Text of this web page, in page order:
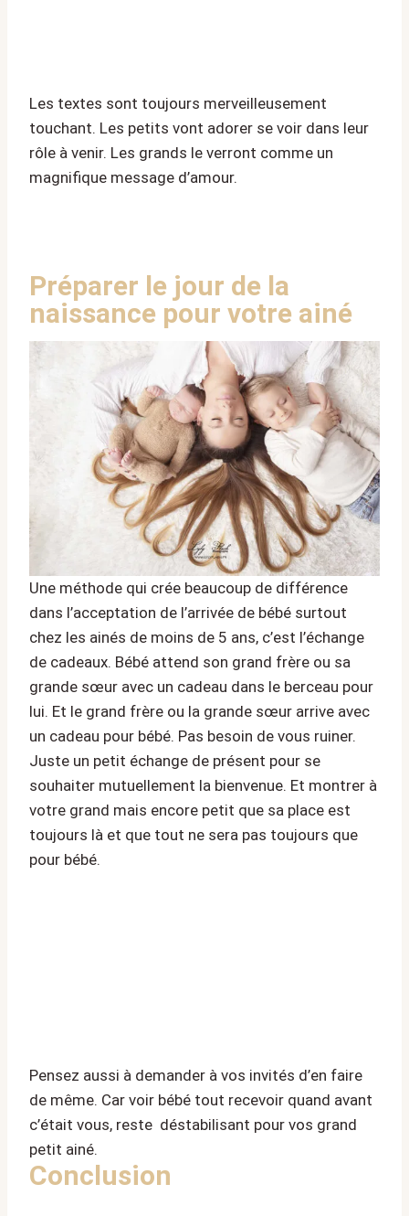
Les textes sont toujours merveilleusement
touchant. Les petits vont adorer se voir dans leur
rôle à venir. Les grands le verront comme un
magnifique message d’amour.
Préparer le jour de la
naissance pour votre ainé
Une méthode qui crée beaucoup de différence
dans l’acceptation de l’arrivée de bébé surtout
chez les ainés de moins de 5 ans, c’est l’échange
de cadeaux. Bébé attend son grand frère ou sa
grande sœur avec un cadeau dans le berceau pour
lui. Et le grand frère ou la grande sœur arrive avec
un cadeau pour bébé. Pas besoin de vous ruiner.
Juste un petit échange de présent pour se
souhaiter mutuellement la bienvenue. Et montrer à
votre grand mais encore petit que sa place est
toujours là et que tout ne sera pas toujours que
pour bébé.
Pensez aussi à demander à vos invités d’en faire
de même. Car voir bébé tout recevoir quand avant
c’était vous, reste déstabilisant pour vos grand
petit ainé.
Conclusion